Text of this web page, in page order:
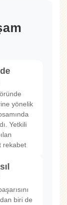
yönelik
Yetkili
rekabet
biri de